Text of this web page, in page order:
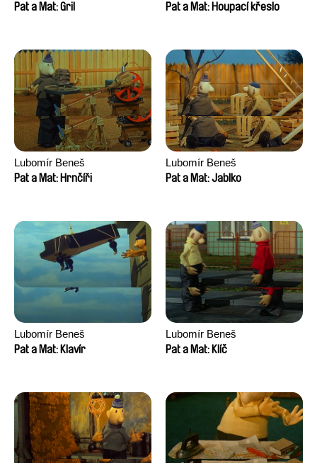
Pat a Mat: Gril
Pat a Mat: Houpací křeslo
Lubomír Beneš
Pat a Mat: Hrnčíři
Lubomír Beneš
Pat a Mat: Jablko
Lubomír Beneš
Pat a Mat: Klavír
Lubomír Beneš
Pat a Mat: Klíč